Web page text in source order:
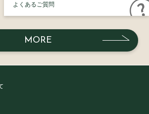
MORE
よくあるご質問